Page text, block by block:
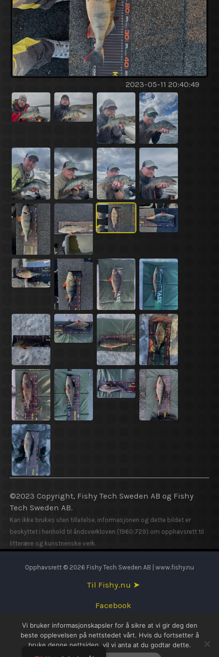
2023-05-11 20:40:49
©2023 Copyright, Fishy Tech Sweden AB og Fishy
Tech Sweden AB.
Kan ikke brukes uten tillatelse, informasjonen og dette bildet er
beskyttet i henhold til åndsverkloven (1960:729) om opphavsrett til
litterære og kunstneriske verk.
Opphavsrett © 2026 Fishy Tech Sweden AB | www.fishy.nu
Til Fishy.nu ➤
Facebook
English
Svenska
Vi bruker informasjonskapsler for å sikre at vi gir deg den
beste opplevelsen på nettstedet vårt. Hvis du fortsetter å
bruke denne nettsiden, vil vi anta at du godtar dette.